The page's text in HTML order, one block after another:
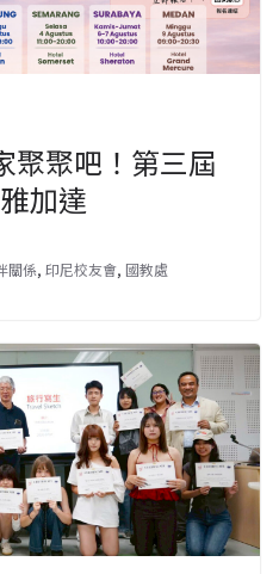
聚聚吧！第三屆
加達
關係, 印尼校友會, 國教處